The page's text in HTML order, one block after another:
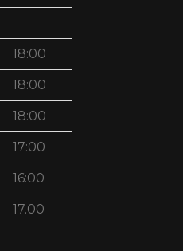
18:00
18:00
18:00
17:00
16:00
17.00